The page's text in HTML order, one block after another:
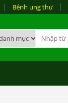
Bệnh ung thư